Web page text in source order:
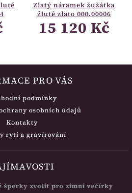
Zlatý náramek žužátka
žluté zlato 000.00006
15 120 Kč
PRO VÁS
podmínky
osobních údajů
Kontakty
rytí a gravírování
šperky zvolit pro zimní večírky